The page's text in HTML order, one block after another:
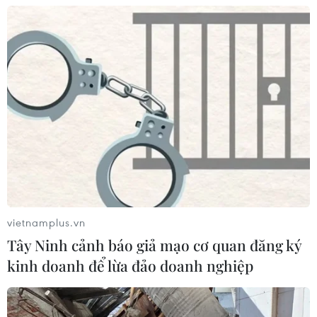
05/08/2026 00:37
Nga và Ukraine tiếp tục tấn
công qua lại, thương vong không
ngừng gia tăng
Pháp ghi nhận tháng 7 nóng nhất
trong lịch sử
04/08/2026 15:17
Tây Ban Nha phát trực tiếp nhật thực
toàn phần từ độ cao 9.000 m
vietnamplus.vn
Tây Ninh cảnh báo giả mạo cơ quan đăng ký
kinh doanh để lừa đảo doanh nghiệp